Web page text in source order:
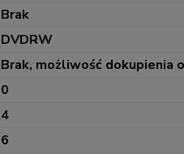
Brak
DVDRW
Brak, możliwość dokupienia
0
4
6